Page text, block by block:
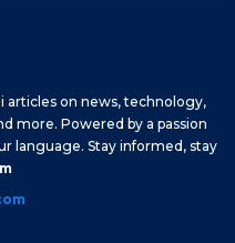
articles on news, technology,
more. Powered by a passion
language. Stay informed, stay